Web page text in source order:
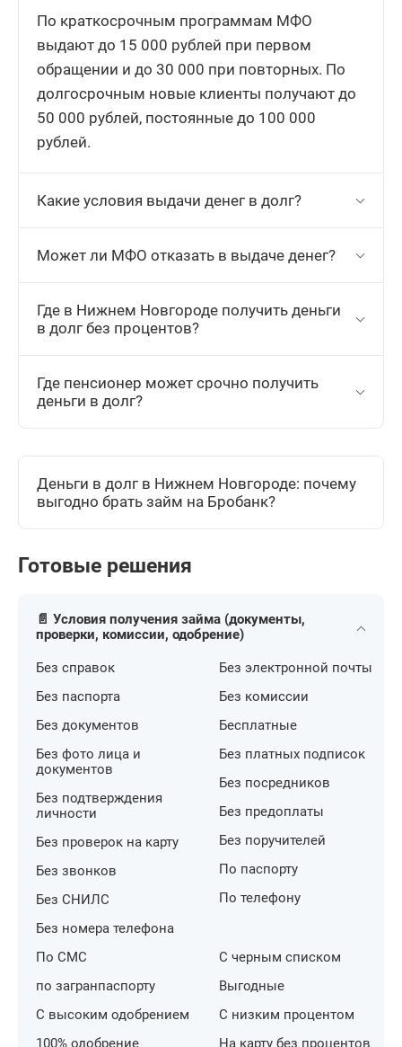
По краткосрочным программам МФО
выдают до 15 000 рублей при первом
обращении и до 30 000 при повторных. По
долгосрочным новые клиенты получают до
50 000 рублей, постоянные до 100 000
рублей.
Какие условия выдачи денег в долг?
Может ли МФО отказать в выдаче денег?
Где в Нижнем Новгороде получить деньги
в долг без процентов?
Где пенсионер может срочно получить
деньги в долг?
Деньги в долг в Нижнем Новгороде: почему
выгодно брать займ на Бробанк?
Готовые решения
📄 Условия получения займа (документы,
проверки, комиссии, одобрение)
Без справок
Без паспорта
Без документов
Без фото лица и
документов
Без подтверждения
личности
Без проверок на карту
Без звонков
Без СНИЛС
Без номера телефона
Без электронной почты
Без комиссии
Бесплатные
Без платных подписок
Без посредников
Без предоплаты
Без поручителей
По паспорту
По телефону
По СМС
по загранпаспорту
С высоким одобрением
100% одобрение
С черным списком
Выгодные
С низким процентом
На карту без процентов